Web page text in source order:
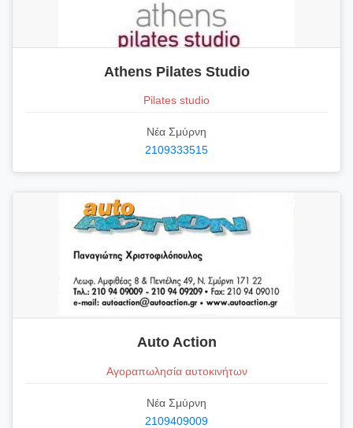
Athens Pilates Studio
Pilates studio
Νέα Σμύρνη
2109333515
Auto Action
Αγοραπωλησία αυτοκινήτων
Νέα Σμύρνη
2109409009